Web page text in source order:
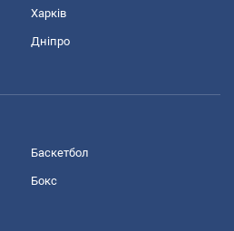
Харків
Дніпро
Баскетбол
Бокс